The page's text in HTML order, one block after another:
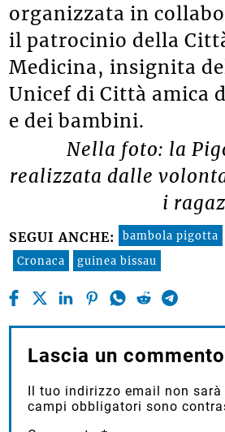
organizzata in
il patrocinio della
Medicina, insignita
Unicef di Città amica
e dei bambini.
Nella foto: la
realizzata dalle
i
SEGUI ANCHE: bambola pigotta
Cronaca
guinea bissau
Lascia un commento
Il tuo indirizzo email non
campi obbligatori sono